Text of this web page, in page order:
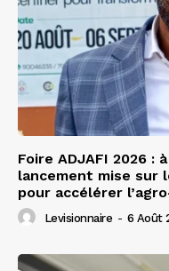
Foire ADJAFI 2026 :
lancement mise sur
pour accélérer
Levisionnaire - 6 Août